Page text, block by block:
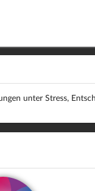
unter Stress,